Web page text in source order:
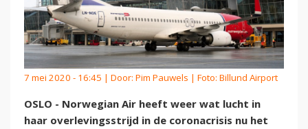
7 mei 2020 - 16:45 | Door: Pim Pauwels | Foto: Billund Airport
OSLO - Norwegian Air heeft weer wat lucht in
haar overlevingsstrijd in de coronacrisis nu het